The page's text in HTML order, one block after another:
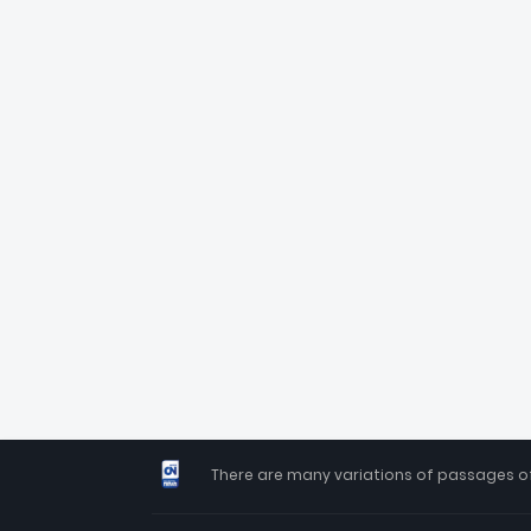
There are many variations of passages